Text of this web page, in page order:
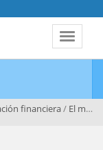
Toggle
financiera/ El mercado y su funcionamiento